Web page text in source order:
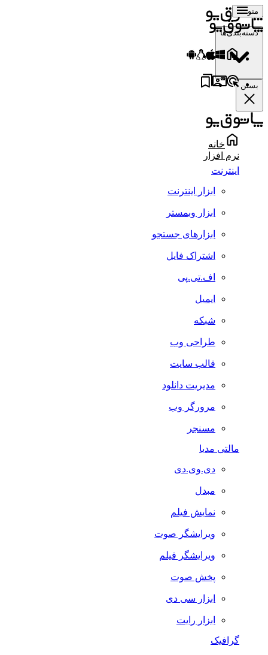
منو
دسته‌بندی‌ها
بستن
خانه
نرم افزار
اینترنت
ابزار اینترنت
ابزار وبمستر
ابزارهای جستجو
اشتراک فایل
اف.تی.پی
ایمیل
شبکه
طراحی وب
قالب سایت
مدیریت دانلود
مرورگر وب
مسنجر
مالتی مدیا
دی.وی.دی
مبدل
نمایش فیلم
ویرایشگر صوت
ویرایشگر فیلم
پخش صوت
ابزار سی دی
ابزار رایت
گرافیک